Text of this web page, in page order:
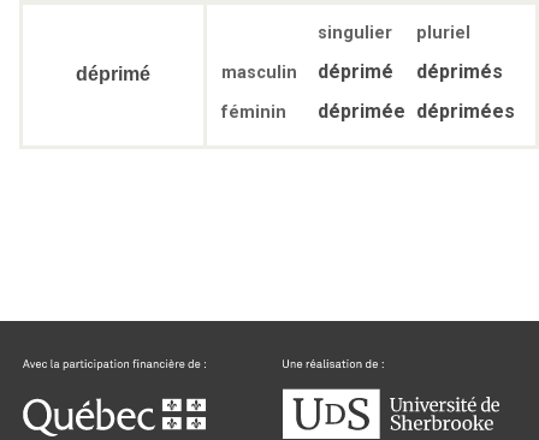
déprimé
singulier
pluriel
masculin
déprimé déprimés
féminin déprimée déprimées